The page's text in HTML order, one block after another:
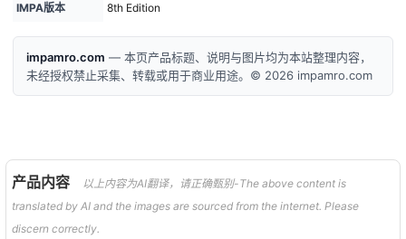
IMPA版本 8th Edition
impamro.com — 本页产品标题、说明与图片均为本站整理内容，
未经授权禁止采集、转载或用于商业用途。© 2026 impamro.com
产品内容
以上内容为AI翻译，请正确甄别-The above content is
translated by AI and the images are sourced from the internet. Please
discern correctly.